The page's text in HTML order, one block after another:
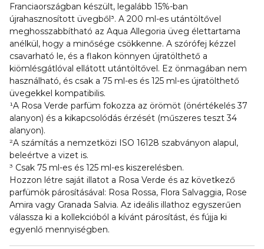
Franciaországban készült, legalább 15%-ban
újrahasznosított üvegből³. A 200 ml-es utántöltővel
meghosszabbítható az Aqua Allegoria üveg élettartama
anélkül, hogy a minősége csökkenne. A szórófej kézzel
csavarható le, és a flakon könnyen újratölthető a
kiömlésgátlóval ellátott utántöltővel. Ez önmagában nem
használható, és csak a 75 ml-es és 125 ml-es újratölthető
üvegekkel kompatibilis.
¹A Rosa Verde parfüm fokozza az örömöt (önértékelés 37
alanyon) és a kikapcsolódás érzését (műszeres teszt 34
alanyon).
²A számítás a nemzetközi ISO 16128 szabványon alapul,
beleértve a vizet is.
³ Csak 75 ml-es és 125 ml-es kiszerelésben.
Hozzon létre saját illatot a Rosa Verde és az következő
parfümök párosításával: Rosa Rossa, Flora Salvaggia, Rose
Amira vagy Granada Salvia. Az ideális illathoz egyszerűen
válassza ki a kollekcióból a kívánt párosítást, és fújja ki
egyenlő mennyiségben.